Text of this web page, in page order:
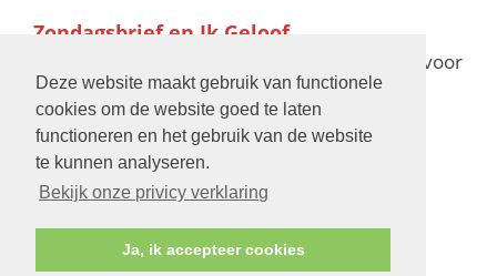
Deze website maakt gebruik van functionele
cookies om de website goed te laten
functioneren en het gebruik van de website
te kunnen analyseren.
Bekijk onze privicy verklaring
Ja, ik accepteer cookies
Zondagsbrief en Ik Geloof
voor
de verschijningsdata in 2025 en 2026
Bijbelschool